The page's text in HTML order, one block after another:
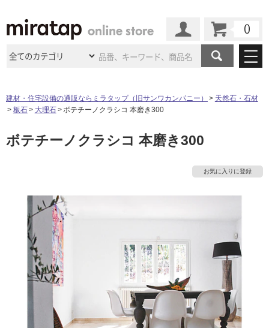
商品カテゴリ
キッチン 浴室（風呂・
トイレ
扉
エクステリア（外構）
ウッドデッキ
収納 インテリア・ 家具
照明 ペット用品
内装用建材 パネル・壁材
施工事例
施工事例 法人案件納入事例
インタビュー
店舗・施設事例
ショールーム
ショールーム
大阪 ショールーム
名古屋 ショールーム
福岡ショールーム 札幌スマート
ショールー
ム
ショールー
ウェルビーみのお
HDC
BOX
サポート
ご利用ガイド 初めての方へ
よくある質問 お問い合わせ
修理お問い合わせ クレーム公開
説明書・図面検索 水まわり 3年保証
その他サービス
ミラタップと
ASOLIE
工事会社紹介
Coziコンシ
ェルジュ
自分らしい家づくり
最高のリノベ会社がみつ
かるリノベりす
建材・住宅設備の通販ならミラタップ（旧サンワカンパニー）
天然石・石材
板石
大理石 ボテチーノクラシコ 本磨き300
ボテチーノクラシコ 本磨き300
お気に入りに登録